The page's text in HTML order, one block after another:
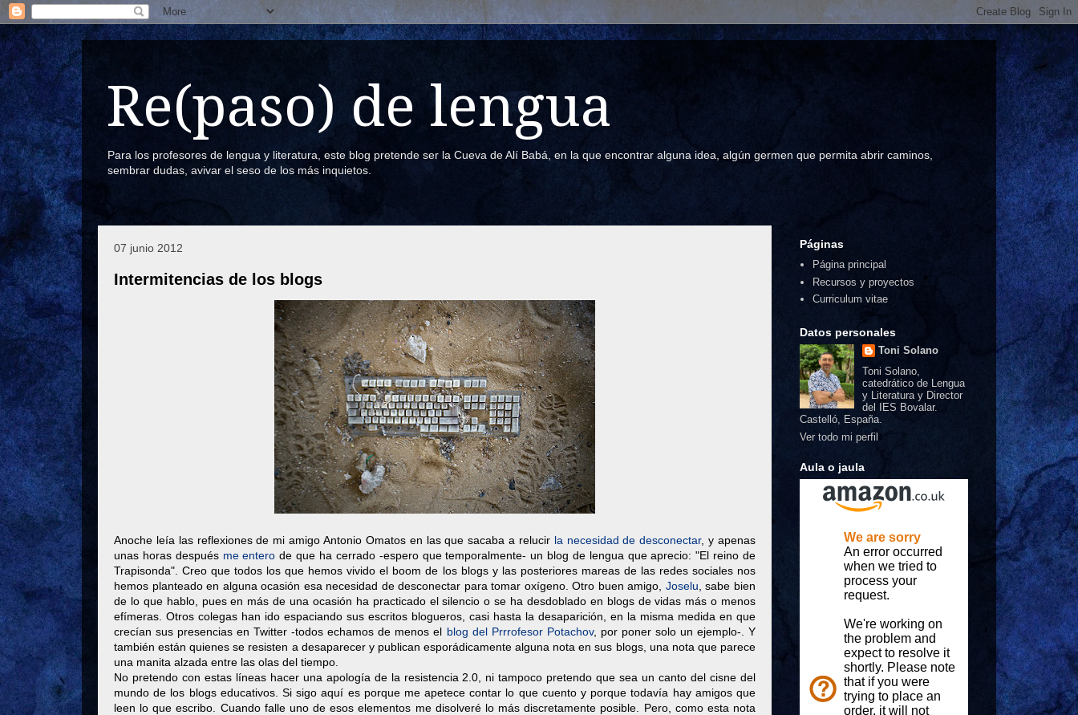
Re(paso) de lengua
Para los profesores de lengua y literatura, este blog pretende ser la Cueva de Alí Babá, en la que encontrar alguna idea, algún germen que permita abrir caminos,
sembrar dudas, avivar el seso de los más inquietos.
07 junio 2012
Intermitencias de los blogs
Anoche leía las reflexiones de mi amigo Antonio Omatos en las que sacaba a relucir la necesidad de desconectar, y apenas
unas horas después me entero de que ha cerrado -espero que temporalmente- un blog de lengua que aprecio: "El reino de
Trapisonda". Creo que todos los que hemos vivido el boom de los blogs y las posteriores mareas de las redes sociales nos
hemos planteado en alguna ocasión esa necesidad de desconectar para tomar oxígeno. Otro buen amigo, Joselu , sabe bien
de lo que hablo, pues en más de una ocasión ha practicado el silencio o se ha desdoblado en blogs de vidas más o menos
efímeras. Otros colegas han ido espaciando sus escritos blogueros, casi hasta la desaparición, en la misma medida en que
crecían sus presencias en Twitter -todos echamos de menos el blog del Prrrofesor Potachov, por poner solo un ejemplo-. Y
también están quienes se resisten a desaparecer y publican esporádicamente alguna nota en sus blogs, una nota que parece
una manita alzada entre las olas del tiempo.
No pretendo con estas líneas hacer una apología de la resistencia 2.0, ni tampoco pretendo que sea un canto del cisne del
mundo de los blogs educativos. Si sigo aquí es porque me apetece contar lo que cuento y porque todavía hay amigos que
leen lo que escribo. Cuando falle uno de esos elementos me disolveré lo más discretamente posible. Pero, como esta nota
Páginas
Página principal
Recursos y proyectos
Curriculum vitae
Datos personales
Toni Solano
Toni Solano,
catedrático de Lengua
y Literatura y Director
del IES Bovalar.
Castelló, España.
Ver todo mi perfil
Aula o jaula